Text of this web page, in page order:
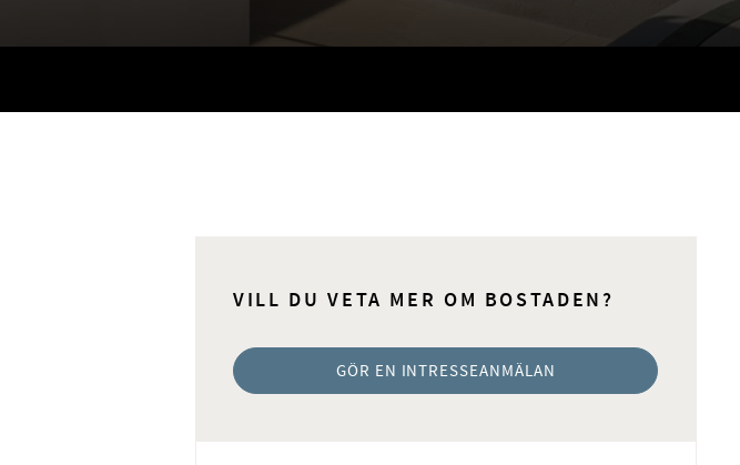
VILL DU VETA MER OM BOSTADEN?
GÖR EN INTRESSEANMÄLAN